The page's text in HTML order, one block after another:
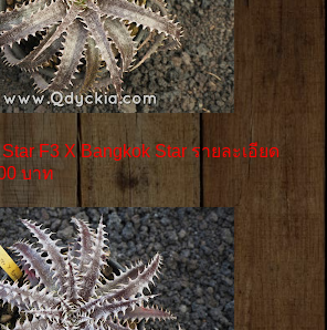
F3 X Bangkok Star รายละเอียด
บาท